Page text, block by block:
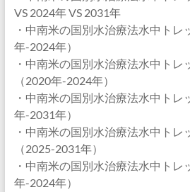
VS 2024年 VS 2031年
・中南米の国別水治療法水中ト
年-2024年）
・中南米の国別水治療法水中トレ
（2020年-2024年）
・中南米の国別水治療法水中ト
年-2031年）
・中南米の国別水治療法水中トレ
（2025-2031年）
・中南米の国別水治療法水中ト
年-2024年）